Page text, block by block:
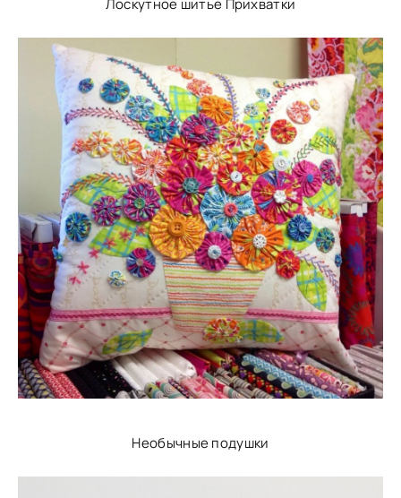
Лоскутное шитье Прихватки
Необычные подушки